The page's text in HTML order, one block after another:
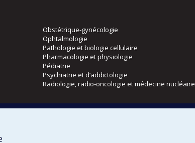
Obstétrique-gynécologie
Ophtalmologie
Pathologie et biologie cellulaire
Pharmacologie et physiologie
Pédiatrie
Psychiatrie et d’addictologie
Radiologie, radio-oncologie et médecine nucléaire